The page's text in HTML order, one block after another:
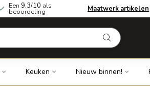
Een 9,3/10 als
beoordeling Maatwerk artikelen
Keuken Nieuw binnen!